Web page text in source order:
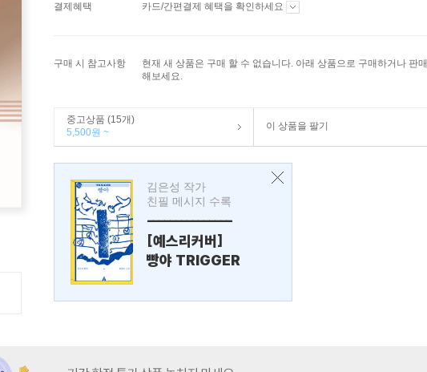
결제혜택 카드/간편결제 혜택을 확인하세요
구매 시 참고사항
현재 새 상품은 구매 할 수 없습니다. 아래 상품으로 구매하거나 판매
해보세요.
중고상품 (15개)
5,500원 ~
이 상품을 팔기
김은성 작가
친필 메시지 수록
---------------
[예스리커버]
빵야 TRIGGER